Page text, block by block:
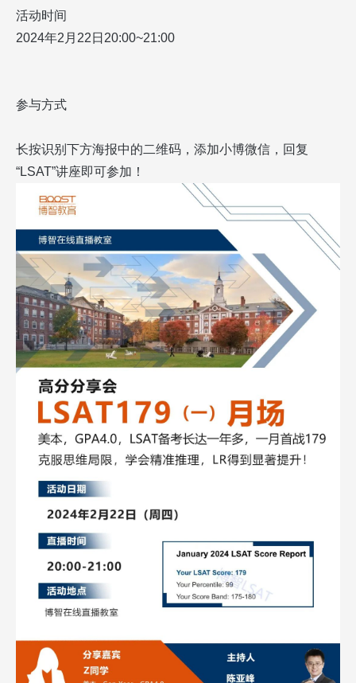
活动时间
2024年2月22日20:00~21:00
参与方式
长按识别下方海报中的二维码，添加小博微信，回复
“LSAT”讲座即可参加！